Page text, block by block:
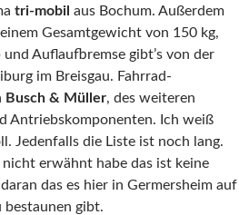
tri-mobil aus Bochum. Außerdem
Gesamtgewicht von 150 kg,
Auflaufbremse gibt’s von der
im Breisgau. Fahrrad-
Busch & Müller, des weiteren
Antriebskomponenten. Ich weiß
Jedenfalls die Liste ist noch lang.
erwähnt habe das ist keine
das es hier in Germersheim auf
bestaunen gibt.